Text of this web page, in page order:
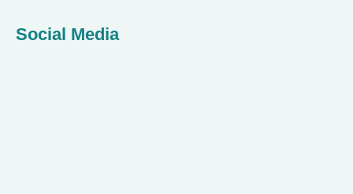
Social Media